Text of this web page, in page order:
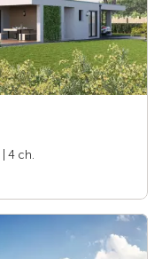
| 4 ch.